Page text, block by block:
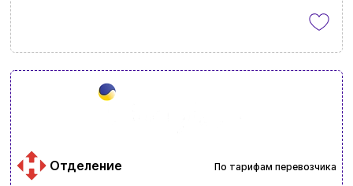
Отделение По тарифам перевозчика